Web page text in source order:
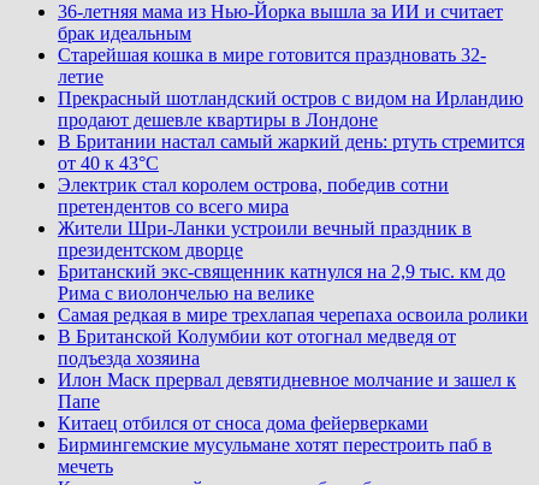
36-летняя мама из Нью-Йорка вышла за ИИ и считает
брак идеальным
Старейшая кошка в мире готовится праздновать 32-
летие
Прекрасный шотландский остров с видом на Ирландию
продают дешевле квартиры в Лондоне
В Британии настал самый жаркий день: ртуть стремится
от 40 к 43°C
Электрик стал королем острова, победив сотни
претендентов со всего мира
Жители Шри-Ланки устроили вечный праздник в
президентском дворце
Британский экс-священник катнулся на 2,9 тыс. км до
Рима с виолончелью на велике
Самая редкая в мире трехлапая черепаха освоила ролики
В Британской Колумбии кот отогнал медведя от
подъезда хозяина
Илон Маск прервал девятидневное молчание и зашел к
Папе
Китаец отбился от сноса дома фейерверками
Бирмингемские мусульмане хотят перестроить паб в
мечеть